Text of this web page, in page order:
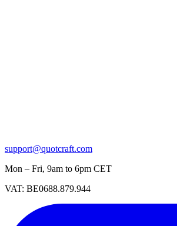
support@quotcraft.com
Mon – Fri, 9am to 6pm CET
VAT: BE0688.879.944